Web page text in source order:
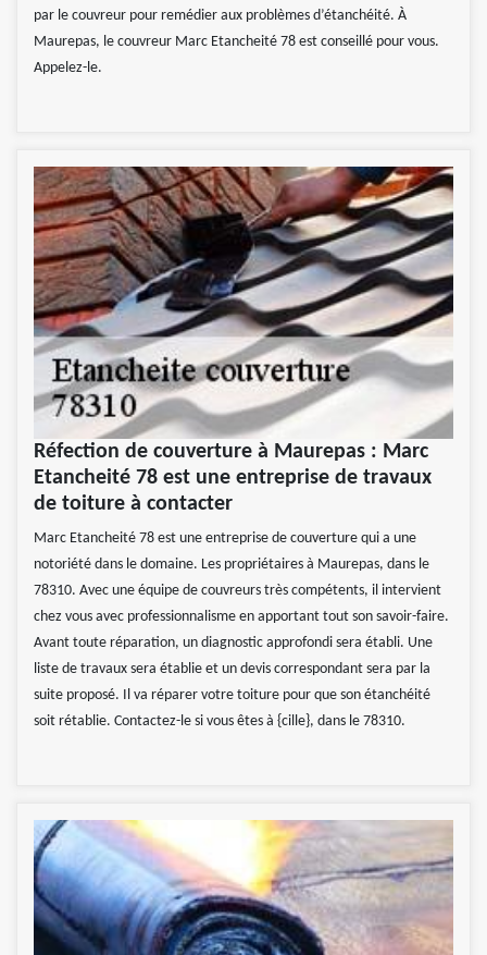
par le couvreur pour remédier aux problèmes d’étanchéité. À
Maurepas, le couvreur Marc Etancheité 78 est conseillé pour vous.
Appelez-le.
Réfection de couverture à Maurepas : Marc
Etancheité 78 est une entreprise de travaux
de toiture à contacter
Marc Etancheité 78 est une entreprise de couverture qui a une
notoriété dans le domaine. Les propriétaires à Maurepas, dans le
78310. Avec une équipe de couvreurs très compétents, il intervient
chez vous avec professionnalisme en apportant tout son savoir-faire.
Avant toute réparation, un diagnostic approfondi sera établi. Une
liste de travaux sera établie et un devis correspondant sera par la
suite proposé. Il va réparer votre toiture pour que son étanchéité
soit rétablie. Contactez-le si vous êtes à {cille}, dans le 78310.